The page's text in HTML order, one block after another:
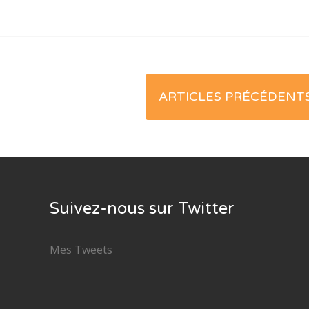
Posts
ARTICLES
Suivez-nous sur Twitter
Mes Tweets